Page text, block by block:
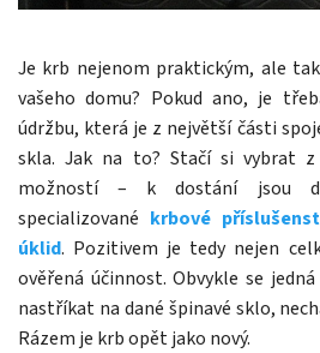
Je krb nejenom praktickým, ale
vašeho domu? Pokud ano, je
údržbu, která je z největší části
skla. Jak na to? Stačí si vybrat
možností – k dostání jsou
specializované krbové
úklid. Pozitivem je tedy nejen
ověřená účinnost. Obvykle se
nastříkat na dané špinavé sklo,
Rázem je krb opět jako nový.